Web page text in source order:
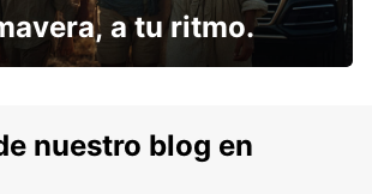
a tu ritmo.
nuestro blog en